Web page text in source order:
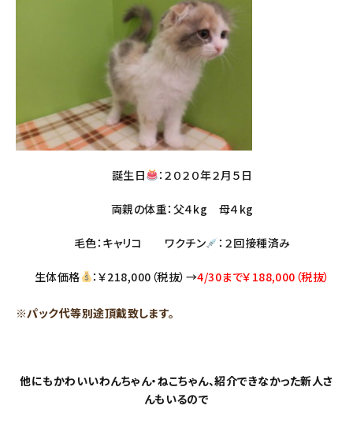
誕生日 ：２０２０年２月５日
両親の体重：父４kg 母４kg
毛色：キャリコ ワクチン ：２回接種済み
生体価格 ：￥218,000（税抜）→4/30まで￥188,000（税抜）
※パック代等別途頂戴致します。
他にもかわいいわんちゃん・ねこちゃん、紹介できなかった新人さ
んもいるので